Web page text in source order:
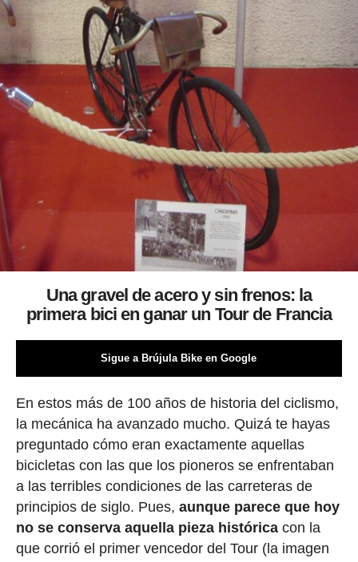
Una gravel de acero y sin frenos: la
primera bici en ganar un Tour de Francia
Sigue a Brújula Bike en Google
En estos más de 100 años de historia del ciclismo,
la mecánica ha avanzado mucho. Quizá te hayas
preguntado cómo eran exactamente aquellas
bicicletas con las que los pioneros se enfrentaban
a las terribles condiciones de las carreteras de
principios de siglo. Pues, aunque parece que hoy
no se conserva aquella pieza históricacon la
que corrió el primer vencedor del Tour (la imagen